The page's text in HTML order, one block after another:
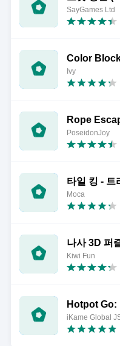
SayGames Ltd
Color
Ivy
Rope
PoseidonJoy
타일 킹 - 트
Moca
나사 3D 퍼
Kiwi Fun
Hotpot Go:
iKame Global